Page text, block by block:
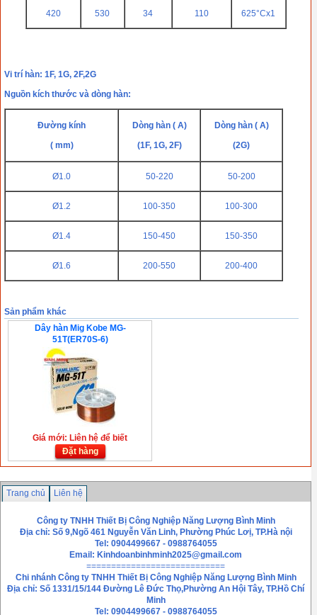
420 530 34 110 625°Cx1
Vi trí hàn: 1F, 1G, 2F,2G
Nguồn kích thước và dòng hàn:
Đường kính
( mm)
Dòng hàn ( A)
(1F, 1G, 2F)
Dòng hàn ( A)
(2G)
Ø1.0 50-220 50-200
Ø1.2 100-350 100-300
Ø1.4 150-450 150-350
Ø1.6 200-550 200-400
Sản phẩm khác
Dây hàn Mig Kobe MG-
51T(ER70S-6)
Giá mới: Liên hệ để biết
Đặt hàng
Trang chủ Liên hệ
Công ty TNHH Thiết Bị Công Nghiệp Năng Lượng Bình Minh
Địa chỉ: Số 9,Ngõ 461 Nguyễn Văn Linh, Phường Phúc Lơị, TP.Hà nội
Tel: 0904499667 - 0988764055
Email: Kinhdoanbinhminh2025@gmail.com
============================
Chi nhánh Công ty TNHH Thiết Bị Công Nghiệp Năng Lượng Bình Minh
Địa chỉ: Số 1331/15/144 Đường Lê Đức Thọ,Phường An Hội Tây, TP.Hồ Chí
Minh
Tel: 0904499667 - 0988764055